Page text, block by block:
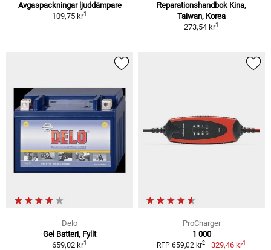
Avgaspackningar ljuddämpare
109,75 kr1
Reparationshandbok Kina,
Taiwan, Korea
273,54 kr1
Delo
Gel Batteri, Fyllt
659,02 kr1
ProCharger
1 000
RFP 659,02 kr2 329,46 kr1